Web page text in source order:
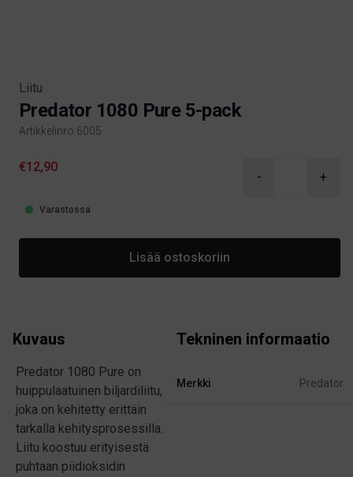
Liitu
Predator 1080 Pure 5-pack
Artikkelinro:6005
Product information
€12,90
- +
Varastossa
Lisää ostoskoriin
Kuvaus
Predator 1080 Pure on
huippulaatuinen biljardiliitu,
joka on kehitetty erittäin
tarkalla kehitysprosessilla.
Liitu koostuu erityisestä
puhtaan piidioksidin
Tekninen informaatio
Merkki Predator